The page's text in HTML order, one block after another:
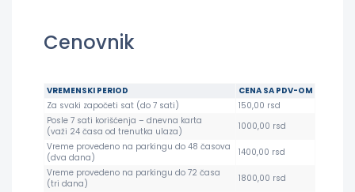
Cenovnik
VREMENSKI PERIOD
CENA SA PDV-OM
Za svaki započeti sat (do 7 sati)
150,00 rsd
Posle 7 sati korišćenja – dnevna karta
(važi 24 časa od trenutka ulaza)
1000,00 rsd
Vreme provedeno na parkingu do 48 časova
(dva dana)
1400,00 rsd
Vreme provedeno na parkingu do 72 časa
(tri dana)
1800,00 rsd